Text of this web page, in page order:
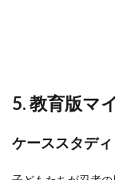
5. 教育版マ
ケーススタデ